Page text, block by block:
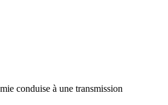
conduise à une transmission